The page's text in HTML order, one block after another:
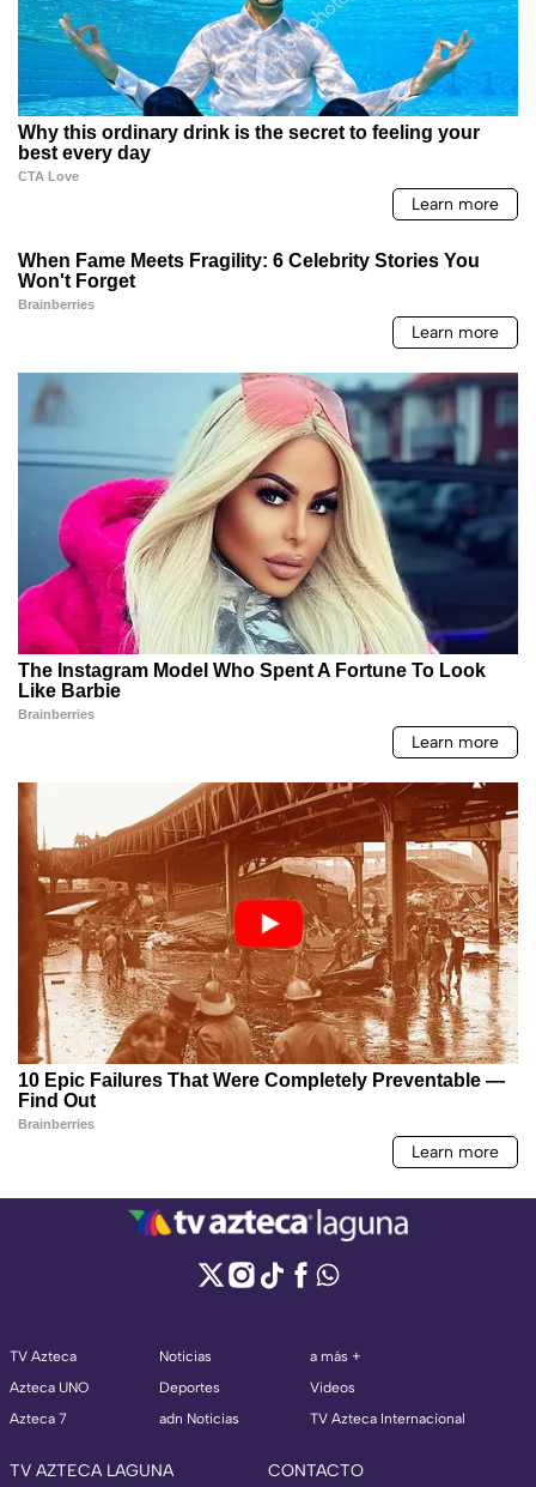
TV Azteca
Azteca UNO
Azteca 7
Noticias
Deportes
adn Noticias
a más +
Videos
TV Azteca Internacional
TV AZTECA LAGUNA CONTACTO